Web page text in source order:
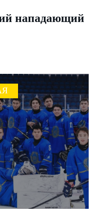
нападающий